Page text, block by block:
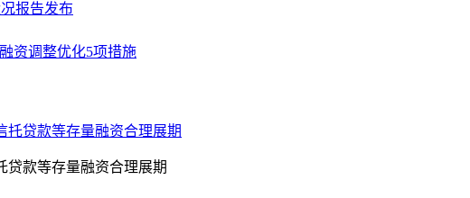
报告发布
资调整优化5项措施
贷款等存量融资合理展期